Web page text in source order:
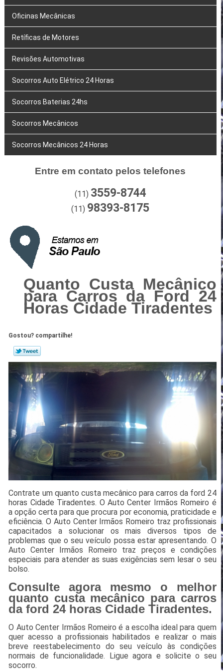
Oficinas Mecânicas
Retíficas de Motores
Revisões Automotivas
Socorros Auto Elétrico 24 Horas
Socorros Baterias 24hs
Socorros Mecânicos
Socorros Mecânicos 24 Horas
Entre em contato pelos telefones
(11) 3559-8744
(11) 98393-8175
Quanto Custa Mecânico
para Carros da Ford 24
Horas Cidade Tiradentes
Gostou? compartilhe!
Contrate um quanto custa mecânico para carros da ford 24
horas Cidade Tiradentes. O Auto Center Irmãos Romeiro é
a opção certa para que procura por economia, praticidade e
eficiência. O Auto Center Irmãos Romeiro traz profissionais
capacitados a solucionar os mais diversos tipos de
problemas que o seu veículo possa estar apresentando. O
Auto Center Irmãos Romeiro traz preços e condições
especiais para atender as suas exigências sem lesar o seu
bolso.
Consulte agora mesmo o melhor
quanto custa mecânico para carros
da ford 24 horas Cidade Tiradentes.
O Auto Center Irmãos Romeiro é a escolha ideal para quem
quer acesso a profissionais habilitados e realizar o mais
breve reestabelecimento do seu veículo às condições
normais de funcionalidade. Ligue agora e solicite o seu
socorro.